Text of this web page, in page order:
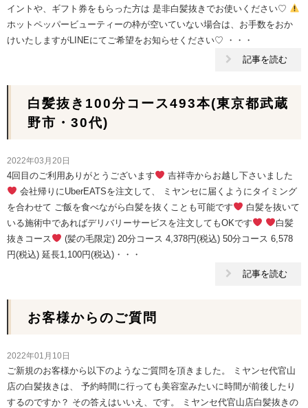
イントや、ギフト券をもらった方は 是非白髪抜きでお使いください♡
ホットペッパービューティーの枠が空いていない場合は、お手数をおか
けいたしますがLINEにてご希望をお知らせください♡ ・・・
記事を読む
白髪抜き100分コース493本(東京都武蔵
野市・30代)
2022年03月20日
4回目のご利用ありがとうございます
吉祥寺からお越し下さいました
会社帰りにUberEATSを注文して、 ミヤンセに届くようにタイミング
を合わせて ご飯を食べながら白髪を抜くことも可能です
白髪を抜いて
いる施術中であればデリバリーサービスを注文してもOKです
白髪
抜きコース
(髪の毛限定) 20分コース 4,378円(税込) 50分コース 6,578
円(税込) 延長1,100円(税込)・・・
記事を読む
お客様からのご質問
2022年01月10日
ご新規のお客様から以下のようなご質問を頂きました。 ミヤンセ代官山
店の白髪抜きは、 予約時間に行っても美容室みたいに時間が前後したり
するのですか？ その答えはいいえ、です。 ミヤンセ代官山店白髪抜きの